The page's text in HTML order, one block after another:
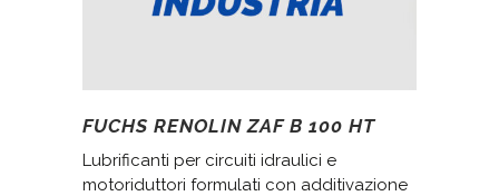
FUCHS RENOLIN ZAF B 100 HT
Lubrificanti per circuiti idraulici e
motoriduttori formulati con additivazione